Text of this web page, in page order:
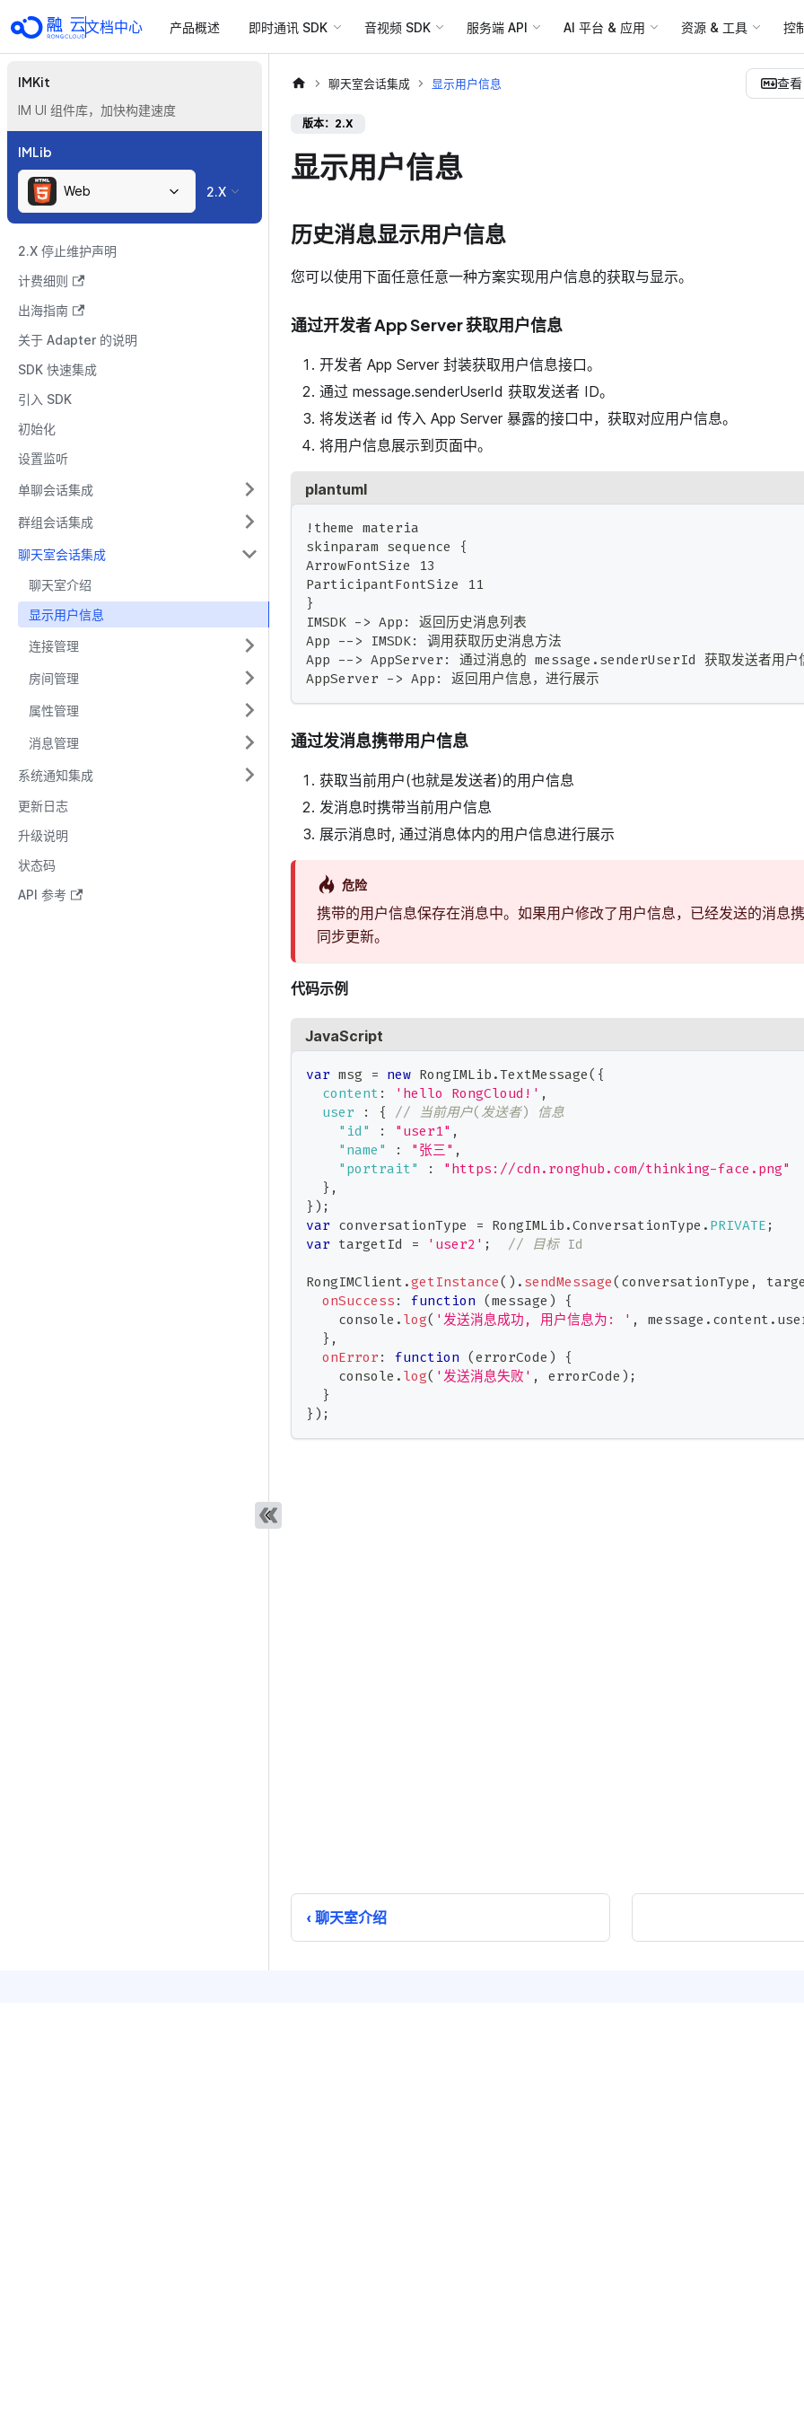
文档中心 产品概述 即时通讯 SDK 音视频 SDK 服务端 API AI 平台 & 应用 资源 & 工具 控
IMKit
IM UI 组件库，加快构建速度
IMLib
Web 2.X
2.X 停止维护声明
计费细则
出海指南
关于 Adapter 的说明
SDK 快速集成
引入 SDK
初始化
设置监听
单聊会话集成
群组会话集成
聊天室会话集成
聊天室介绍
显示用户信息
连接管理
房间管理
属性管理
消息管理
系统通知集成
更新日志
升级说明
状态码
API 参考
聊天室会话集成 显示用户信息 查
版本：2.X
显示用户信息
历史消息显示用户信息
您可以使用下面任意任意一种方案实现用户信息的获取与显示。
通过开发者 App Server 获取用户信息
开发者 App Server 封装获取用户信息接口。
通过 message.senderUserId 获取发送者 ID。
将发送者 id 传入 App Server 暴露的接口中，获取对应用户信息。
将用户信息展示到页面中。
plantuml
!theme materia
skinparam sequence {
ArrowFontSize 13
ParticipantFontSize 11
}
IMSDK -> App: 返回历史消息列表
App --> IMSDK: 调用获取历史消息方法
App --> AppServer: 通过消息的 message.senderUserId 获取发送者用户
AppServer -> App: 返回用户信息，进行展示
通过发消息携带用户信息
获取当前用户(也就是发送者)的用户信息
发消息时携带当前用户信息
展示消息时, 通过消息体内的用户信息进行展示
危险
携带的用户信息保存在消息中。如果用户修改了用户信息，已经发送的消息
同步更新。
代码示例
JavaScript
var msg = new RongIMLib .TextMessage( {
content : 'hello RongCloud!' ,
user
: { // 当前用户(发送者) 信息
"id"
: "user1" ,
"name"
: "张三" ,
"portrait"
:
"https://cdn.ronghub.com/thinking-face.png"
} ,
} ) ;
var conversationType = RongIMLib .ConversationType . PRIVATE ;
var targetId = 'user2' ; // 目标 Id
RongIMClient .getInstance( ) . sendMessage( conversationType ,
onSuccess : function (message )
{
console . log( '发送消息成功, 用户信息为: ' , message . content .
} ,
onError : function (errorCode )
{
console . log( '发送消息失败' , errorCode ) ;
}
} ) ;
聊天室介绍